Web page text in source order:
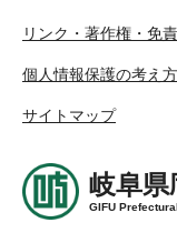
リンク・著作権・免
個人情報保護の考え方
サイトマップ
岐阜県
GIFU